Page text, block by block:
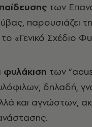
των
παρουσιάζει
«Γενικό Σχέδιο
φυλάκιση των
δηλαδή,
και αγνώστων,